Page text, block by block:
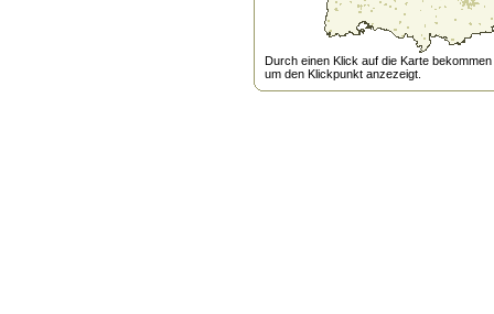
Durch einen Klick auf die Karte
um den Klickpunkt anzezeigt.